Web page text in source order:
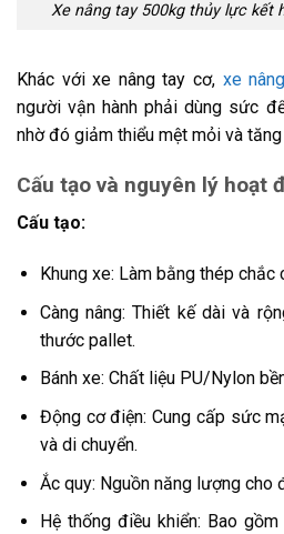
Xe nâng tay 500kg thủy lực kết
Khác với xe nâng tay cơ, xe
người vận hành phải dùng sức
nhờ đó giảm thiểu mệt mỏi và
Cấu tạo và nguyên lý hoạt
Cấu tạo:
Khung xe: Làm bằng thép chắc
Càng nâng: Thiết kế dài và
thước pallet.
Bánh xe: Chất liệu PU/Nylon
Động cơ điện: Cung cấp sức
và di chuyển.
Ắc quy: Nguồn năng lượng cho
Hệ thống điều khiển: Bao